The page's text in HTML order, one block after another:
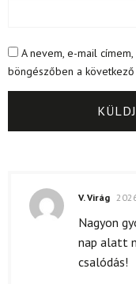
A nevem, e-mail
böngészőben a
V. Virág
Nagyon
nap alatt
csalódás!